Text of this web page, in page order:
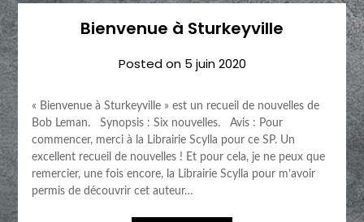
Bienvenue à Sturkeyville
Posted on 5 juin 2020
« Bienvenue à Sturkeyville » est un recueil de nouvelles de
Bob Leman. Synopsis : Six nouvelles. Avis : Pour
commencer, merci à la Librairie Scylla pour ce SP. Un
excellent recueil de nouvelles ! Et pour cela, je ne peux que
remercier, une fois encore, la Librairie Scylla pour m’avoir
permis de découvrir cet auteur…